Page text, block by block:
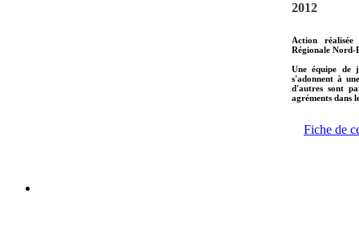
2012
Action
Régionale Nord-
Une équipe de
s'adonnent à
d'autres sont
agréments dans
Fiche de